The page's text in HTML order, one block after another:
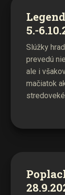
5.-
Slúžky
prevedú
ale i
mačiatok